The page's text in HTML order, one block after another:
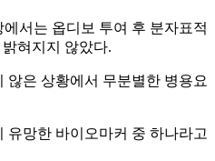
서는 옵디보 투여 후 분자표적
혀지지 않았다.
않은 상황에서 무분별한 병용요
유망한 바이오마커 중 하나라고